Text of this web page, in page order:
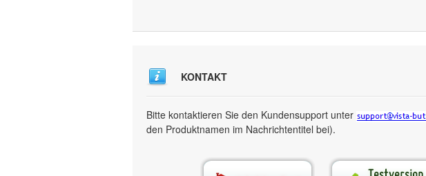
KONTAKT
Bitte kontaktieren Sie den Kundensupport unter
den Produktnamen im Nachrichtentitel bei).